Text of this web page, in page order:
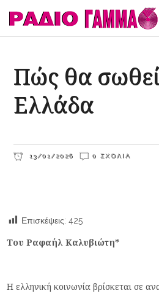
Πώς θα
Ελλάδα
13/01/2026 0 ΣΧΌΛΙΑ
Επισκέψεις: 425
Του Ραφαήλ Καλυβιώτη*
Η ελληνική κοινωνία βρίσκεται σε